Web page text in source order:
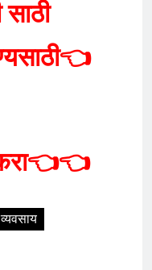
साठी
👈
👈👈